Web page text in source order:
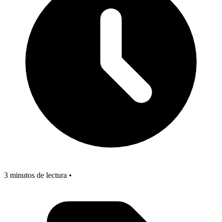
3 minutos de lectura •